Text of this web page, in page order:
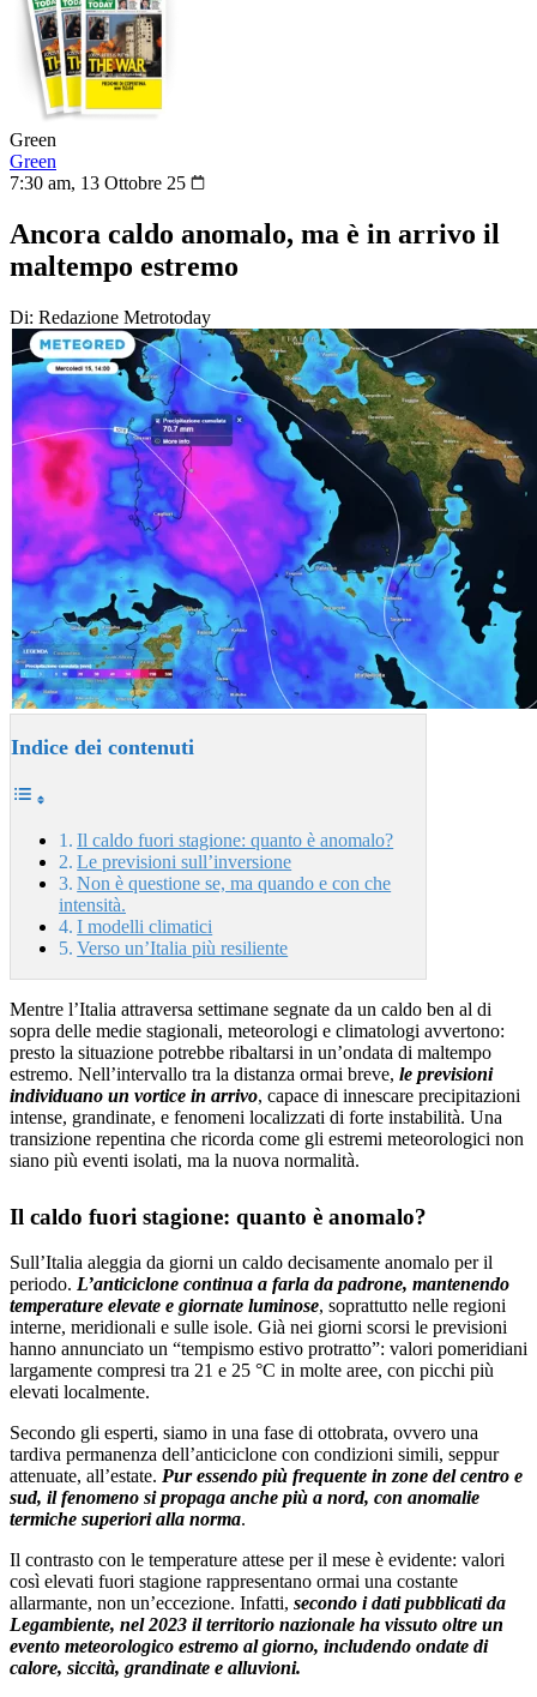
Green
Green
7:30 am, 13 Ottobre 25
Ancora caldo anomalo, ma è in arrivo il
maltempo estremo
Di: Redazione Metrotoday
Indice dei contenuti
Il caldo fuori stagione: quanto è anomalo?
Le previsioni sull’inversione
Non è questione se, ma quando e con che
intensità.
I modelli climatici
Verso un’Italia più resiliente
Mentre l’Italia attraversa settimane segnate da un caldo ben al di
sopra delle medie stagionali, meteorologi e climatologi avvertono:
presto la situazione potrebbe ribaltarsi in un’ondata di maltempo
estremo. Nell’intervallo tra la distanza ormai breve, le previsioni
individuano un vortice in arrivo, capace di innescare precipitazioni
intense, grandinate, e fenomeni localizzati di forte instabilità. Una
transizione repentina che ricorda come gli estremi meteorologici non
siano più eventi isolati, ma la nuova normalità.
Il caldo fuori stagione: quanto è anomalo?
Sull’Italia aleggia da giorni un caldo decisamente anomalo per il
periodo. L’anticiclone continua a farla da padrone, mantenendo
temperature elevate e giornate luminose, soprattutto nelle regioni
interne, meridionali e sulle isole. Già nei giorni scorsi le previsioni
hanno annunciato un “tempismo estivo protratto”: valori pomeridiani
largamente compresi tra 21 e 25 °C in molte aree, con picchi più
elevati localmente.
Secondo gli esperti, siamo in una fase di ottobrata, ovvero una
tardiva permanenza dell’anticiclone con condizioni simili, seppur
attenuate, all’estate. Pur essendo più frequente in zone del centro e
sud, il fenomeno si propaga anche più a nord, con anomalie
termiche superiori alla norma.
Il contrasto con le temperature attese per il mese è evidente: valori
così elevati fuori stagione rappresentano ormai una costante
allarmante, non un’eccezione. Infatti, secondo i dati pubblicati da
Legambiente, nel 2023 il territorio nazionale ha vissuto oltre un
evento meteorologico estremo al giorno, includendo ondate di
calore, siccità, grandinate e alluvioni.